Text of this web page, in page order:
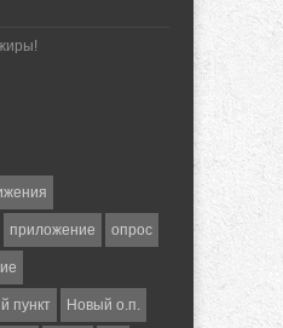
приложение опрос
пункт Новый о.п.